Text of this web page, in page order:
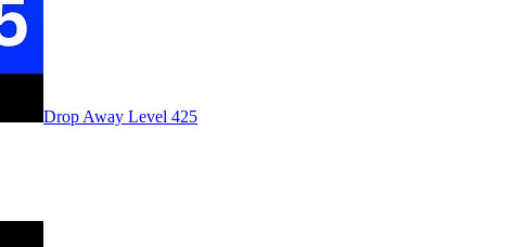
Level 425